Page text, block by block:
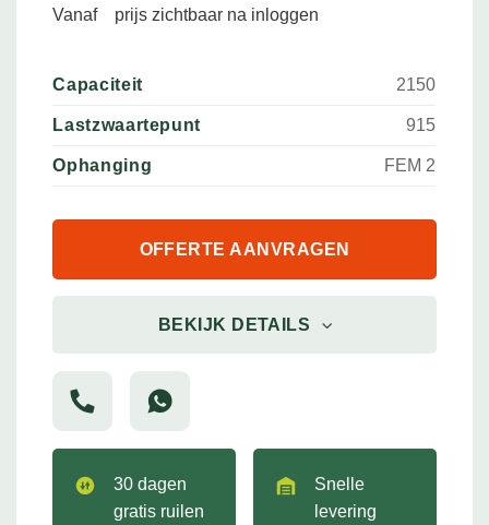
Vanaf prijs zichtbaar na inloggen
Capaciteit 2150
Lastzwaartepunt 915
Ophanging FEM 2
OFFERTE AANVRAGEN
BEKIJK DETAILS
30 dagen
gratis ruilen
Snelle
levering